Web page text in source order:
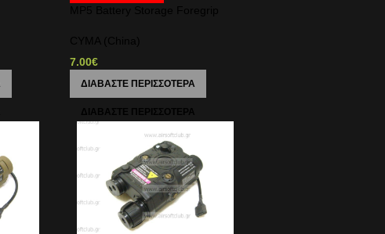
7.00€
ΔΙΑΒΆΣΤΕ ΠΕΡΙΣΣΌΤΕΡΑ